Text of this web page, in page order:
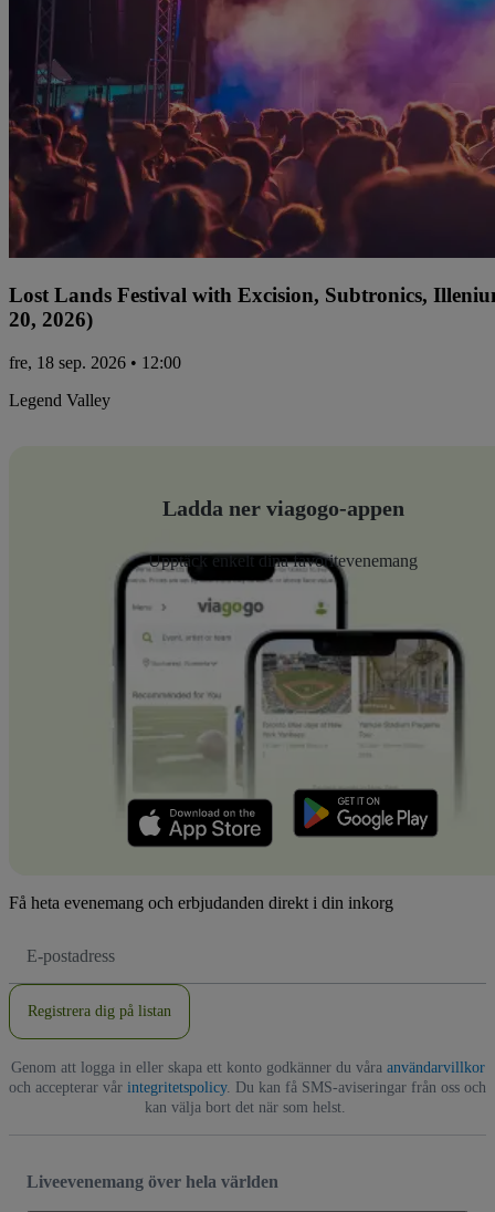
Lost Lands Festival with Excision, Subtronics,
20, 2026)
fre, 18 sep. 2026 • 12:00
Legend Valley
Ladda ner viagogo-appen
Upptäck enkelt dina favoritevenemang
Få heta evenemang och erbjudanden direkt i din inkorg
postadress
Registrera dig på listan
Genom att logga in eller skapa ett konto godkänner du våra användarvillkor
och accepterar vår integritetspolicy. Du kan få SMS-aviseringar från oss och
kan välja bort det när som helst.
Liveevenemang över hela världen